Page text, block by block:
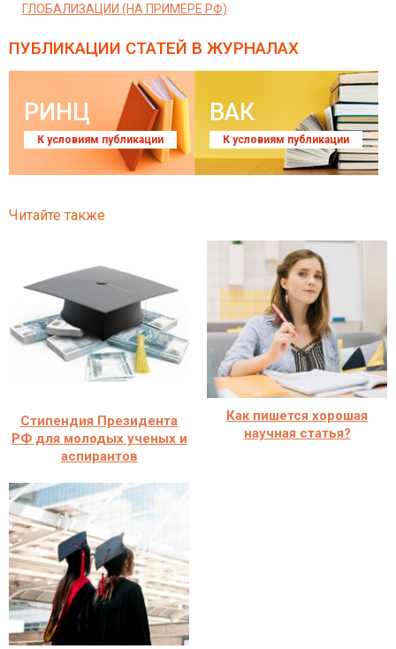
ГЛОБАЛИЗАЦИИ (НА ПРИМЕРЕ РФ)
ПУБЛИКАЦИИ СТАТЕЙ В ЖУРНАЛАХ
РИНЦ
К условиям публикации
ВАК
К условиям публикации
Читайте также
Стипендия Президента
РФ для молодых ученых и
аспирантов
Как пишется хорошая
научная статья?